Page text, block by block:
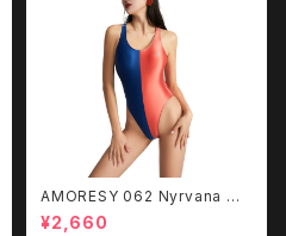
AMORESY 062 Nyrvana ツ
ートンハイレグバックレス水着
¥2,660